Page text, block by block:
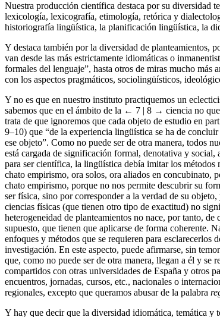
Nuestra producción científica destaca por su diversidad
lexicología, lexicografía, etimología, retórica y
historiografía lingüística, la planificación lingüística, la
Y destaca también por la diversidad de planteamientos,
van desde las más estrictamente idiomáticas o
formales del lenguaje”, hasta otros de miras mucho más
con los aspectos pragmáticos, sociolingüísticos,
Y no es que en nuestro instituto practiquemos un
sabemos que en el ámbito de la ← 7 | 8 → ciencia no
trata de que ignoremos que cada objeto de estudio en
9–10) que “de la experiencia lingüística se ha de
ese objeto”. Como no puede ser de otra manera, todos
está cargada de significación formal, denotativa y social,
para ser científica, la lingüística debía imitar los
chato empirismo, ora solos, ora aliados en concubinato,
chato empirismo, porque no nos permite descubrir su
ser física, sino por corresponder a la verdad de su
ciencias físicas (que tienen otro tipo de exactitud) no
heterogeneidad de planteamientos no nace, por tanto,
supuesto, que tienen que aplicarse de forma coherente.
enfoques y métodos que se requieren para
investigación. En este aspecto, puede afirmarse, sin
que, como no puede ser de otra manera, llegan a él y se
compartidos con otras universidades de España y otros
encuentros, jornadas, cursos, etc., nacionales o
regionales, excepto que queramos abusar de la palabra
Y hay que decir que la diversidad idiomática, temática y